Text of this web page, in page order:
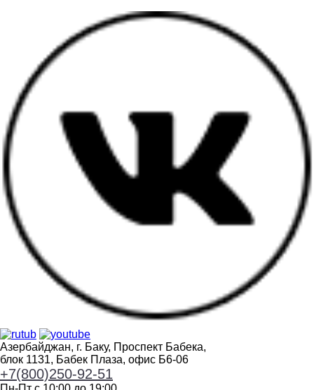
Азербайджан, г. Баку, Проспект Бабека,
блок 1131, Бабек Плаза, офис Б6-06
+7(800)250-92-51